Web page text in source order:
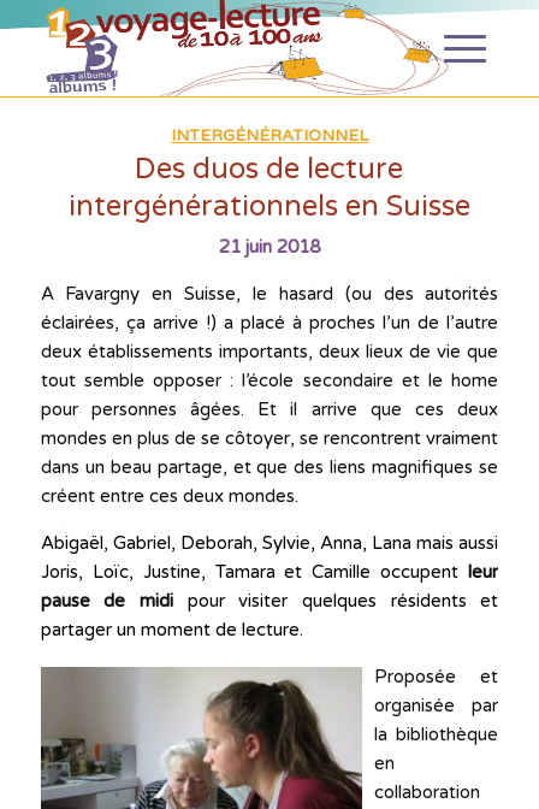
INTERGÉNÉRATIONNEL
Des duos de lecture
intergénérationnels en Suisse
21 juin 2018
A Favargny en Suisse, le hasard (ou des autorités
éclairées, ça arrive !) a placé à proches l’un de l’autre
deux établissements importants, deux lieux de vie que
tout semble opposer : l’école secondaire et le home
pour personnes âgées. Et il arrive que ces deux
mondes en plus de se côtoyer, se rencontrent vraiment
dans un beau partage, et que des liens magnifiques se
créent entre ces deux mondes.
Abigaël, Gabriel, Deborah, Sylvie, Anna, Lana mais aussi
Joris, Loïc, Justine, Tamara et Camille occupentleur
pause de midi pour visiter quelques résidents et
partager un moment de lecture.
Proposée et
organisée par
la bibliothèque
en
collaboration